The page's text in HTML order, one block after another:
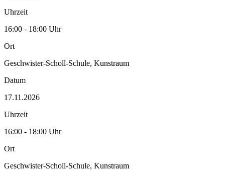
Uhrzeit
16:00 - 18:00 Uhr
Ort
Geschwister-Scholl-Schule, Kunstraum
Datum
17.11.2026
Uhrzeit
16:00 - 18:00 Uhr
Ort
Geschwister-Scholl-Schule, Kunstraum